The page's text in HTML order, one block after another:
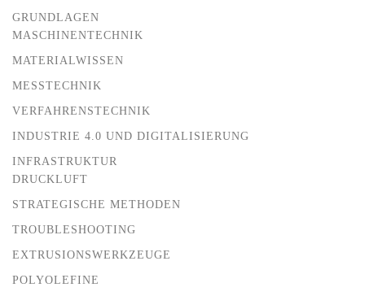
GRUNDLAGEN
MASCHINENTECHNIK
MATERIALWISSEN
MESSTECHNIK
VERFAHRENSTECHNIK
INDUSTRIE 4.0 UND DIGITALISIERUNG
INFRASTRUKTUR
DRUCKLUFT
STRATEGISCHE METHODEN
TROUBLESHOOTING
EXTRUSIONSWERKZEUGE
POLYOLEFINE